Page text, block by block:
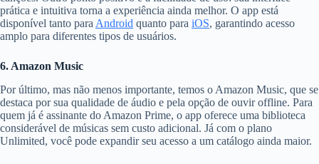
prática e intuitiva torna a experiência ainda melhor. O app está
disponível tanto paraAndroid quanto para iOS, garantindo acesso
amplo para diferentes tipos de usuários.
6. Amazon Music
Por último, mas não menos importante, temos o Amazon Music, que se
destaca por sua qualidade de áudio e pela opção de ouvir offline. Para
quem já é assinante do Amazon Prime, o app oferece uma biblioteca
considerável de músicas sem custo adicional. Já com o plano
Unlimited, você pode expandir seu acesso a um catálogo ainda maior.